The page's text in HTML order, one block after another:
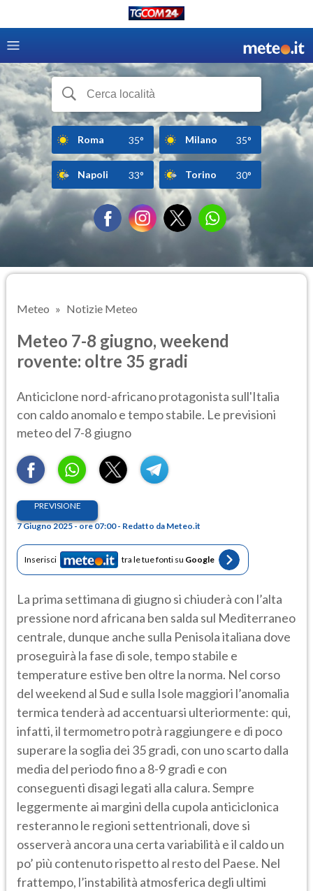
Roma 35° Milano 35°
Napoli 33° Torino 30°
Meteo Notizie Meteo
Meteo 7-8 giugno, weekend
rovente: oltre 35 gradi
Anticiclone nord-africano protagonista sull'Italia
con caldo anomalo e tempo stabile. Le previsioni
meteo del 7-8 giugno
PREVISIONE
7 Giugno 2025 - ore 07:00 - Redatto da Meteo.it
Inserisci tra le tue fonti su Google
La prima settimana di giugno si chiuderà con l’alta
pressione nord africana ben salda sul Mediterraneo
centrale, dunque anche sulla Penisola italiana dove
proseguirà la fase di sole, tempo stabile e
temperature estive ben oltre la norma. Nel corso
del weekend al Sud e sulla Isole maggiori l’anomalia
termica tenderà ad accentuarsi ulteriormente: qui,
infatti, il termometro potrà raggiungere e di poco
superare la soglia dei 35 gradi, con uno scarto dalla
media del periodo fino a 8-9 gradi e con
conseguenti disagi legati alla calura. Sempre
leggermente ai margini della cupola anticiclonica
resteranno le regioni settentrionali, dove si
osserverà ancora una certa variabilità e il caldo un
po’ più contenuto rispetto al resto del Paese. Nel
frattempo, l’instabilità atmosferica degli ultimi